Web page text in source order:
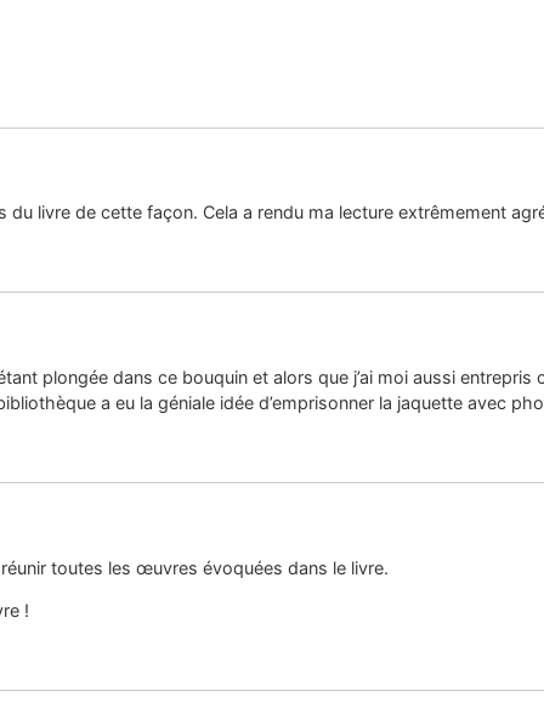
livre de cette façon. Cela a rendu ma lecture extrêmement
plongée dans ce bouquin et alors que j’ai moi aussi entrepris
a eu la géniale idée d’emprisonner la jaquette avec
toutes les œuvres évoquées dans le livre.
!